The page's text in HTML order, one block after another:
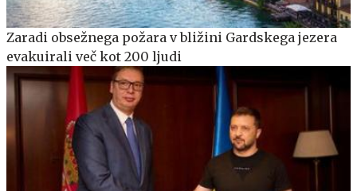
Zaradi obsežnega požara v bližini Gardskega jezera
evakuirali več kot 200 ljudi